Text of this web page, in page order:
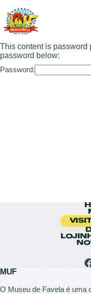
This content is password
password below:
Password:
MUF
O Museu de Favela é uma